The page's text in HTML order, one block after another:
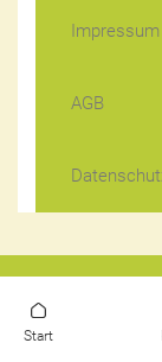
Impressum
AGB
Start